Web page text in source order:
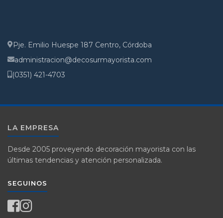
Pje. Emilio Huespe 187 Centro, Córdoba
administracion@decosurmayorista.com
(0351) 421-4703
LA EMPRESA
Desde 2005 proveyendo decoración mayorista con las
últimas tendencias y atención personalizada.
SEGUINOS